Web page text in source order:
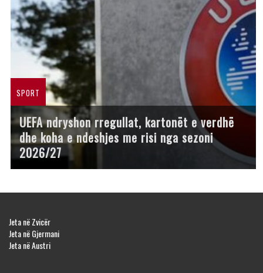
SPORT
UEFA ndryshon rregullat, kartonët e verdhë
dhe koha e ndeshjes me risi nga sezoni
2026/27
Jeta në Zvicër
Jeta në Gjermani
Jeta në Austri